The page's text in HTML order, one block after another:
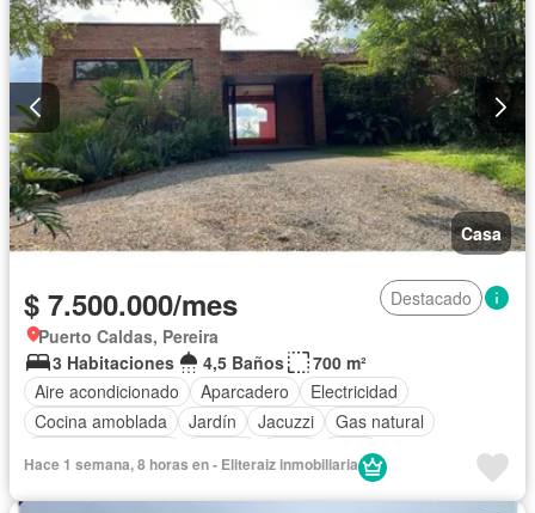
Casa
$ 7.500.000/mes
Destacado
Puerto Caldas, Pereira
3 Habitaciones
4,5 Baños
700 m²
Aire acondicionado
Aparcadero
Electricidad
Cocina amoblada
Jardín Jacuzzi
Gas natural
Patio
Hace 1 semana, 8 horas en - Eliteraiz inmobiliaria